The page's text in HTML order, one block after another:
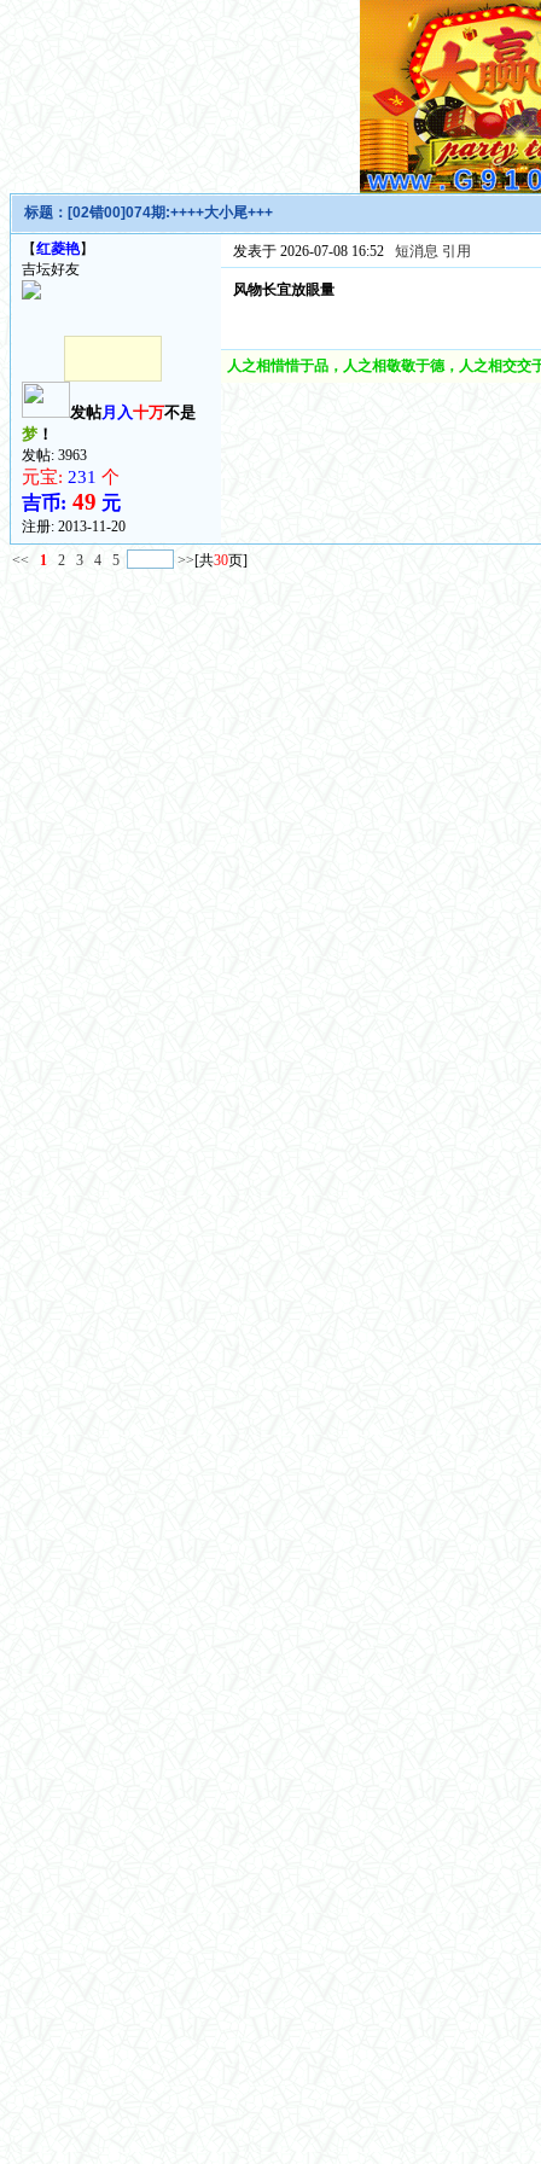
标题： [02错00]074期:++++大小尾+++
【红菱艳】
吉坛好友
发帖月入十万不是
梦！
发帖: 3963
元宝: 231 个
吉币: 49 元
注册: 2013-11-20
发表于 2026-07-08 16:52 短消息 引用
风物长宜放眼量
人之相惜惜于品，人之相敬敬于德，人之相交
<< 1 2 3 4 5 >>[共30页]